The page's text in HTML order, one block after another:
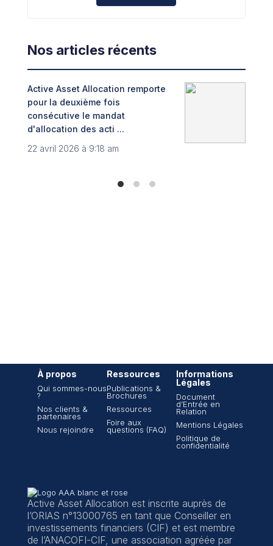
Nos articles récents
Active Asset Allocation remporte
pour la deuxième fois
consécutive le mandat
d'allocation des acti ...
22 avril 2026 à 9:18 am
À propos
Qui sommes-nous
?
Nos clients &
partenaires
Nous rejoindre
Ressources
Publications &
Brochures
Ressources
Foire aux
questions (FAQ)
Informations
Légales
Document
d’Entrée en
Relation
Mentions Légales
Politique de
confidentialité
Active Asset Allocation est inscrite auprès de
l’ORIAS n°13000765 en tant que Conseiller en
investissements financiers (CIF) et est membre
de l’ANACOFI-CIF, une association agréée par